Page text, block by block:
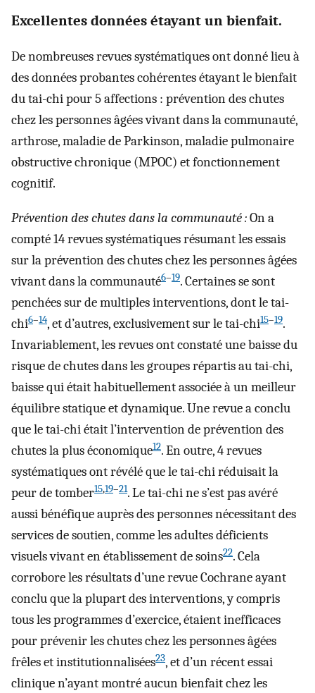
Excellentes données étayant un bienfait.
De nombreuses revues systématiques ont donné lieu à
des données probantes cohérentes étayant le bienfait
du tai-chi pour 5 affections : prévention des chutes
chez les personnes âgées vivant dans la communauté,
arthrose, maladie de Parkinson, maladie pulmonaire
obstructive chronique (MPOC) et fonctionnement
cognitif.
Prévention des chutes dans la communauté :On a
compté 14 revues systématiques résumant les essais
sur la prévention des chutes chez les personnes âgées
vivant dans la communauté6–19. Certaines se sont
penchées sur de multiples interventions, dont le tai-
chi6–14, et d’autres, exclusivement sur le tai-chi15–19.
Invariablement, les revues ont constaté une baisse du
risque de chutes dans les groupes répartis au tai-chi,
baisse qui était habituellement associée à un meilleur
équilibre statique et dynamique. Une revue a conclu
que le tai-chi était l’intervention de prévention des
chutes la plus économique12. En outre, 4 revues
systématiques ont révélé que le tai-chi réduisait la
peur de tomber15,19–21. Le tai-chi ne s’est pas avéré
aussi bénéfique auprès des personnes nécessitant des
services de soutien, comme les adultes déficients
visuels vivant en établissement de soins22. Cela
corrobore les résultats d’une revue Cochrane ayant
conclu que la plupart des interventions, y compris
tous les programmes d’exercice, étaient inefficaces
pour prévenir les chutes chez les personnes âgées
frêles et institutionnalisées23, et d’un récent essai
clinique n’ayant montré aucun bienfait chez les